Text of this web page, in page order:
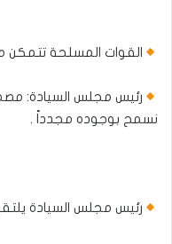
القوات المسلحة تتمكن
رئيس مجلس السيادة:
نسمح بوجوده مجدداً .
رئيس مجلس السيادة